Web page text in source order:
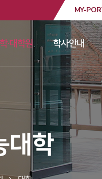
MY-
·대학원 학사안내
대학